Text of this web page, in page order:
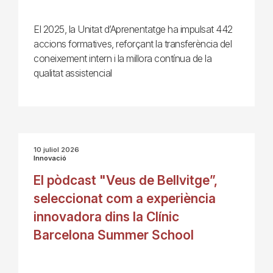
El 2025, la Unitat d’Aprenentatge ha impulsat 442
accions formatives, reforçant la transferència del
coneixement intern i la millora contínua de la
qualitat assistencial
10 juliol 2026
Innovació
El pòdcast "Veus de Bellvitge”,
seleccionat com a experiència
innovadora dins la Clínic
Barcelona Summer School